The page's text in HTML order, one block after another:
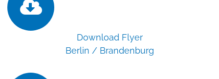
Download Flyer
Berlin / Brandenburg